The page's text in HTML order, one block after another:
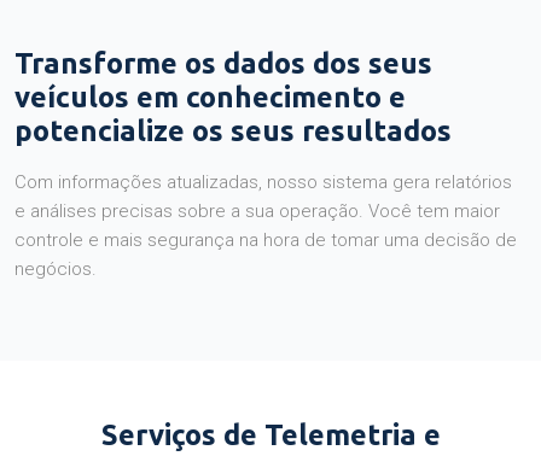
Transforme os dados dos seus
veículos em conhecimento e
potencialize os seus resultados
Com informações atualizadas, nosso sistema gera relatórios
e análises precisas sobre a sua operação. Você tem maior
controle e mais segurança na hora de tomar uma decisão de
negócios.
Serviços de Telemetria e